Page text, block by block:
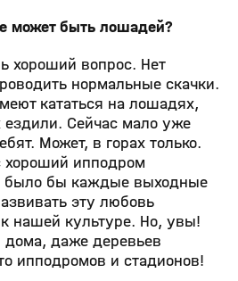
может быть лошадей?
хороший вопрос. Нет
нормальные скачки.
кататься на лошадях,
Сейчас мало уже
Может, в горах только.
ипподром
было бы каждые выходные
эту любовь
нашей культуре. Но, увы!
дома, даже деревьев
ипподромов и стадионов!